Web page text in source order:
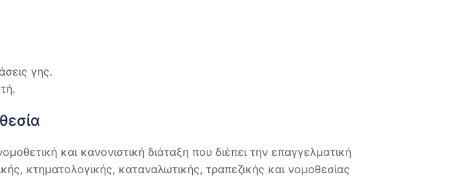
γης.
και κανονιστική διάταξη που διέπει την επαγγελματική
κτηματολογικής, καταναλωτικής, τραπεζικής και νομοθεσίας